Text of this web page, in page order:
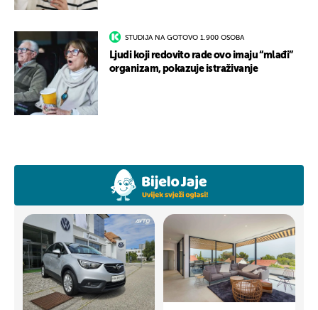
STUDIJA NA GOTOVO 1.900 OSOBA
Ljudi koji redovito rade ovo imaju “mlađi”
organizam, pokazuje istraživanje